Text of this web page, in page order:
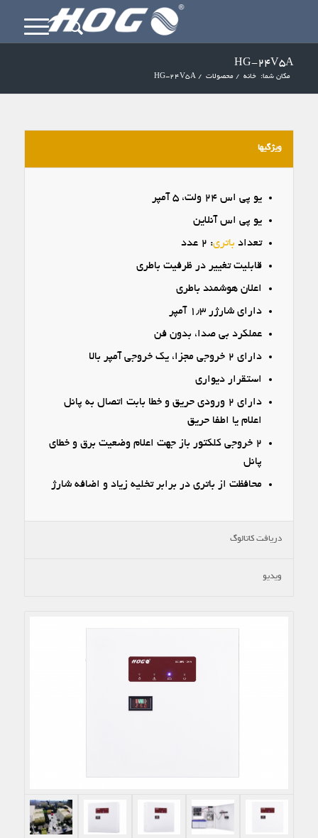
HG-24V5A
مکان شما: خانه / محصولات /
HG-24V5A
ویژگیها
یو پی اس ۲۴ ولت، ۵ آمپر
یو پی اس آنلاین
تعداد باتری: ۲ عدد
قابلیت تغییر در ظرفیت باطری
اعلان هوشمند باطری
دارای شارژر ۱٫۳ آمپر
عملکرد بی صدا، بدون فن
دارای ۲ خروجی مجزا، یک خروجی آمپر بالا
استقرار دیواری
دارای ۲ ورودی حریق و خطا بابت اتصال به پانل
اعلام یا اطفا حریق
۲ خروجی کلکتور باز جهت اعلام وضعیت برق و خطای
پانل
محافظت از باتری در برابر تخلیه زیاد و اضافه شارژ
دریافت کاتالوگ
ویدیو